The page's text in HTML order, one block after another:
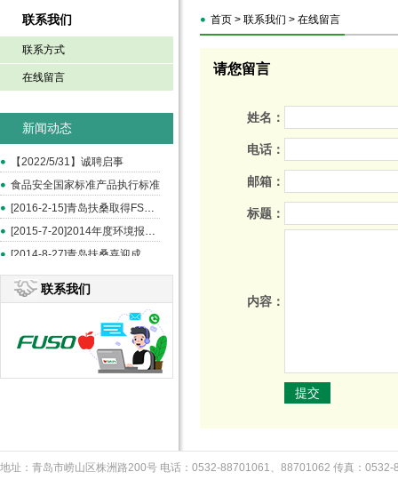
联系我们
联系方式
在线留言
新闻动态
【2022/5/31】诚聘启事
食品安全国家标准产品执行标准
[2016-2-15]青岛扶桑取得FSSC和ISO22000认证
[2015-7-20]2014年度环境报告书
联系我们
首页 > 联系我们 > 在线留言
请您留言
姓名：
电话：
邮箱：
标题：
内容：
地址：青岛市崂山区株洲路200号 电话：0532-88701061、88701062 传真：